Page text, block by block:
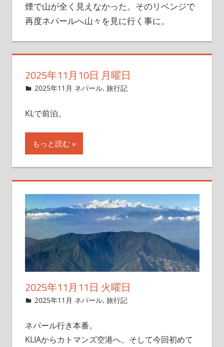
煙で山が全く見えなかった。そのリベンジで
再度ネパールへ山々を見に行く事に。
2025年11月10日 月曜日
2025年11月9日
管理者
2025年11月 ネパール,旅行記
KLで前泊。
もっと読む
2025年11月11日 火曜日
2025年11月9日
管理者
2025年11月 ネパール,旅行記
ネパール行き本番。
KLIAからカトマンズ空港へ、そして今回初めて